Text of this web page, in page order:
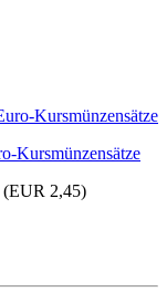
Kursmünzensätze
(EUR 2,45)